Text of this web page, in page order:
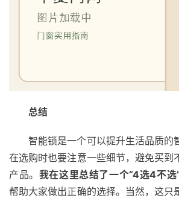
总结
智能锁是一个可以提升生活品质的
在选购时也要注意一些细节，避免买到
产品。 我在这里总结了一个“4选4不选
帮助大家做出正确的选择。当然，这只